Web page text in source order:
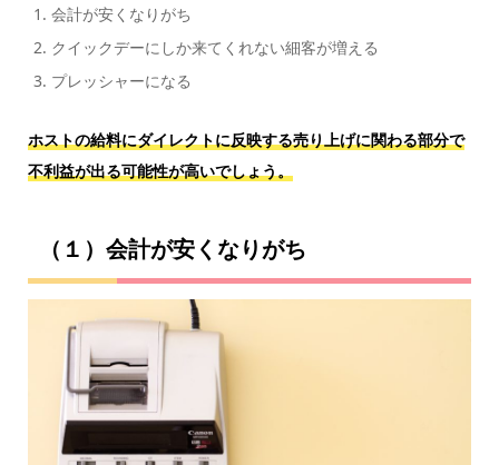
会計が安くなりがち
クイックデーにしか来てくれない細客が増える
プレッシャーになる
ホストの給料にダイレクトに反映する売り上げに関わる部分で
不利益が出る可能性が高いでしょう。
（１）会計が安くなりがち